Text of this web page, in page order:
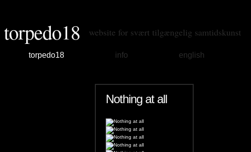
torpedo18 website for svært tilgængelig samtidskunst
torpedo18 info english
Nothing at all